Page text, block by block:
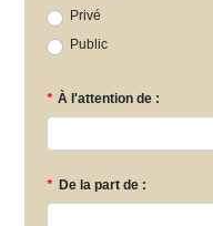
Privé
Public
* À l'attention de :
* De la part de :